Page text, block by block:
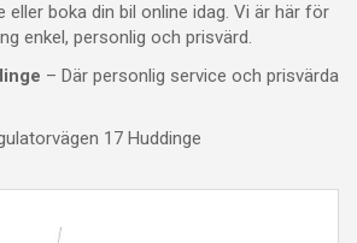
eller boka din bil online idag. Vi är här för
enkel, personlig och prisvärd.
– Där personlig service och prisvärda
17 Huddinge